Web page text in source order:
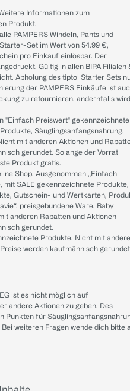
Informationen zum
Produkt.
PAMPERS Windeln, Pants und
Set im Wert von 54.99 €,
pro Einkauf einlösbar. Der
Gültig in allen BIPA Filialen
Abholung des tiptoi Starter Sets
der PAMPERS Einkäufe ist
zu retournieren, andernfalls wird
"Einfach Preiswert" gekennzeichnete
Säuglingsanfangsnahrung,
mit anderen Aktionen und
gerundet. Solange der Vorrat
Produkt gratis.
Shop. Ausgenommen „Einfach
mit SALE gekennzeichnete Produkte,
Gutschein- und Wertkarten,
preisgebundene Ware, Baby
anderen Rabatten und Aktionen
gerundet.
Produkte. Nicht mit
werden kaufmännisch
ist es nicht möglich auf
andere Aktionen zu geben. Des
Punkten für
Bei weiteren Fragen wende dich bitte